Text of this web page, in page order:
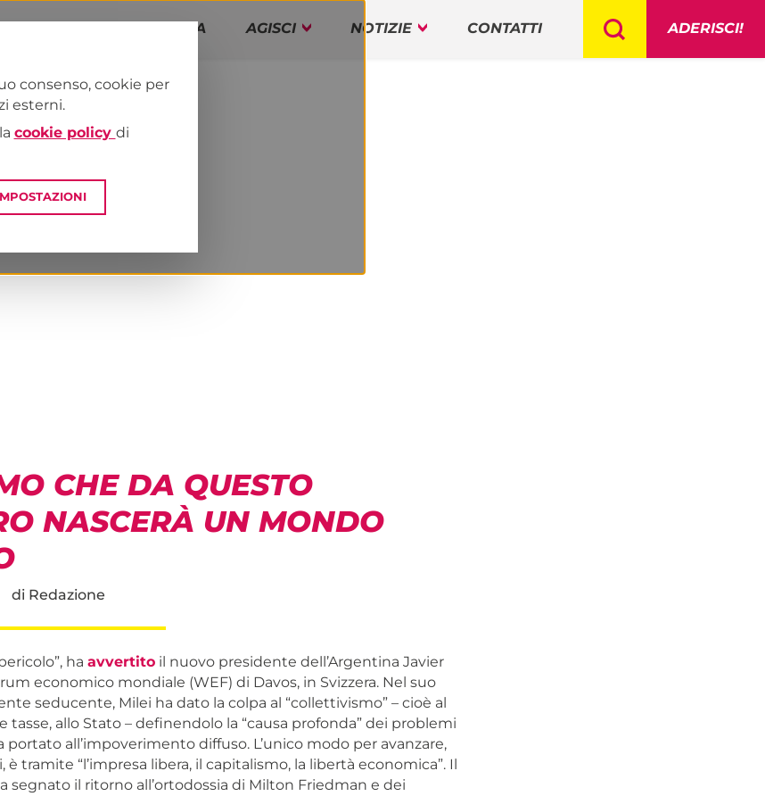
PROGRAMMA AGISCI NOTIZIE CONTATTI ADERISCI!
TERRITORI
CHE DA QUESTO
NASCERÀ UN MONDO
di Redazione
ha avvertitoil nuovo presidente dell’Argentina Javier
economico mondiale (WEF) di Davos, in Svizzera. Nel suo
seducente, Milei ha dato la colpa al “collettivismo” – cioè al
tasse, allo Stato – definendolo la “causa profonda” dei problemi
all’impoverimento diffuso. L’unico modo per avanzare,
è tramite “l’impresa libera, il capitalismo, la libertà economica”. Il
segnato il ritorno all’ortodossia di Milton Friedman e dei
consenso, cookie per
esterni.
cookie policy di